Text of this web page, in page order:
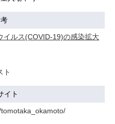
イルス(COVID-19)の感染拡大
ト
イト